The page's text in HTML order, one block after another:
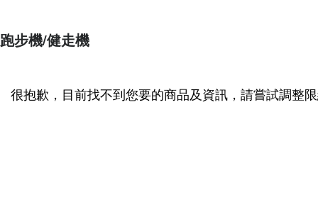
跑步機/健走機
很抱歉，目前找不到您要的商品及資訊，請嘗試調整